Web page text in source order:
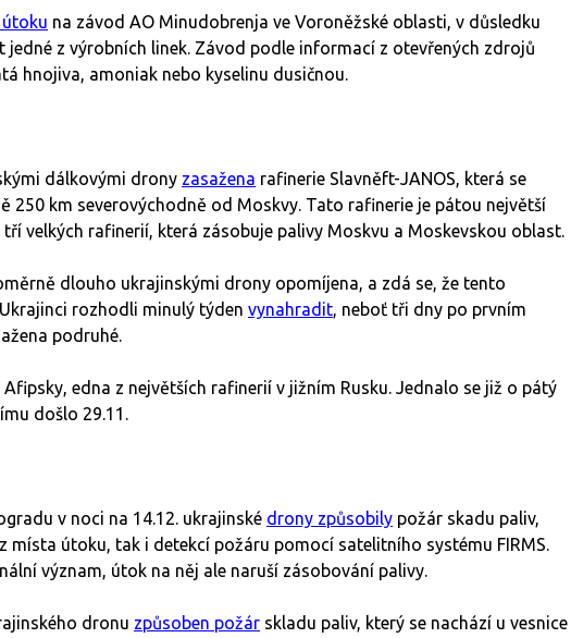
na závod AO Minudobrenja ve Voroněžské oblasti, v důsledku
jedné z výrobních linek. Závod podle informací z otevřených zdrojů
hnojiva, amoniak nebo kyselinu dusičnou.
dálkovými drony zasažena rafinerie Slavněft-JANOS, která se
250 km severovýchodně od Moskvy. Tato rafinerie je pátou největší
velkých rafinerií, která zásobuje palivy Moskvu a Moskevskou oblast.
dlouho ukrajinskými drony opomíjena, a zdá se, že tento
rozhodli minulý týden vynahradit, neboť tři dny po prvním
podruhé.
edna z největších rafinerií v jižním Rusku. Jednalo se již o pátý
došlo 29.11.
v noci na 14.12. ukrajinské drony způsobily požár skadu paliv,
místa útoku, tak i detekcí požáru pomocí satelitního systému FIRMS.
význam, útok na něj ale naruší zásobování palivy.
dronu způsoben požár skladu paliv, který se nachází u vesnice